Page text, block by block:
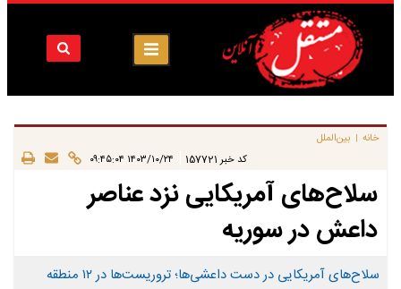
خانه | بین‌الملل
کد خبر 157721 ۱۴۰۳/۱۰/۲۴ ۰۹:۴۵:۰۴
سلاح‌های آمریکایی نزد عناصر
داعش در سوریه
سلاح‌های آمریکایی در دست داعشی‌ها؛ تروریست‌ها در ۱۲ منطقه